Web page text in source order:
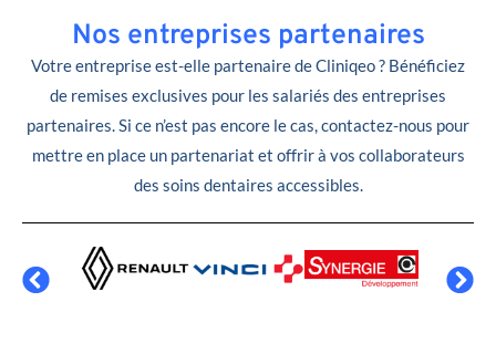
Nos entreprises partenaires
Votre entreprise est-elle partenaire de Cliniqeo ? Bénéficiez
de remises exclusives pour les salariés des entreprises
partenaires. Si ce n’est pas encore le cas, contactez-nous pour
mettre en place un partenariat et offrir à vos collaborateurs
des soins dentaires accessibles.